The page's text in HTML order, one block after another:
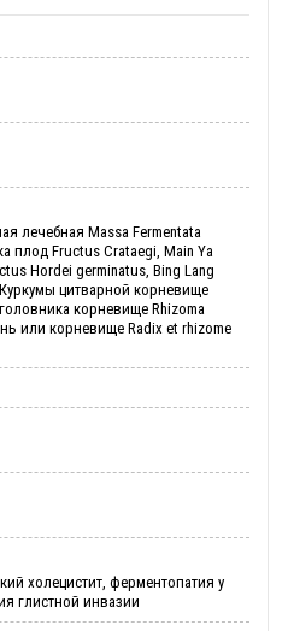
лечебная Massa Fermentata
плод Fructus Crataegi, Main Ya
Hordei germinatus, Bing Lang
цитварной корневище
корневище Rhizoma
или корневище Radix et rhizome
холецистит, ферментопатия у
глистной инвазии